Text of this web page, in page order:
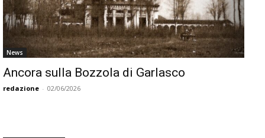
News
Ancora sulla Bozzola di Garlasco
redazione - 02/06/2026